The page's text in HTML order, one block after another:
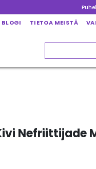
BLOGI TIETOA MEISTÄ
Nefriittijade